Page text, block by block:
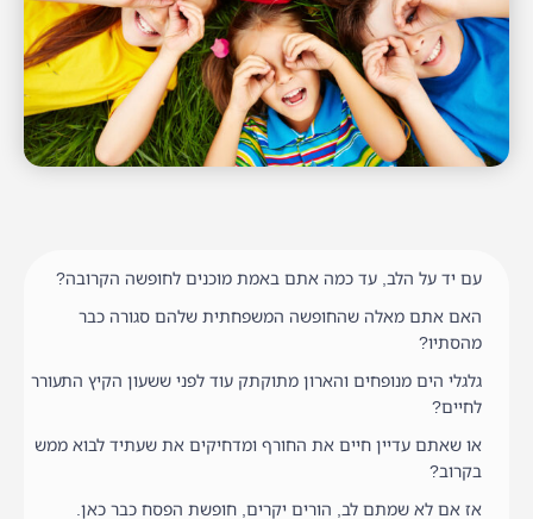
עם יד על הלב, עד כמה אתם באמת מוכנים לחופשה הקרובה?
האם אתם מאלה שהחופשה המשפחתית שלהם סגורה כבר
מהסתיו?
גלגלי הים מנופחים והארון מתוקתק עוד לפני ששעון הקיץ התעורר
לחיים?
או שאתם עדיין חיים את החורף ומדחיקים את שעתיד לבוא ממש
בקרוב?
אז אם לא שמתם לב, הורים יקרים, חופשת הפסח כבר כאן.